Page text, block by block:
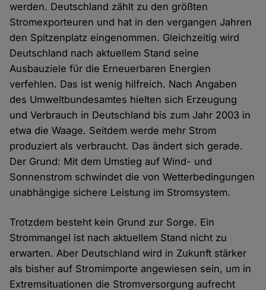
werden. Deutschland zählt zu den größten
Stromexporteuren und hat in den vergangen Jahren
den Spitzenplatz eingenommen. Gleichzeitig wird
Deutschland nach aktuellem Stand seine
Ausbauziele für die Erneuerbaren Energien
verfehlen. Das ist wenig hilfreich. Nach Angaben
des Umweltbundesamtes hielten sich Erzeugung
und Verbrauch in Deutschland bis zum Jahr 2003 in
etwa die Waage. Seitdem werde mehr Strom
produziert als verbraucht. Das ändert sich gerade.
Der Grund: Mit dem Umstieg auf Wind- und
Sonnenstrom schwindet die von Wetterbedingungen
unabhängige sichere Leistung im Stromsystem.
Trotzdem besteht kein Grund zur Sorge. Ein
Strommangel ist nach aktuellem Stand nicht zu
erwarten. Aber Deutschland wird in Zukunft stärker
als bisher auf Stromimporte angewiesen sein, um in
Extremsituationen die Stromversorgung aufrecht